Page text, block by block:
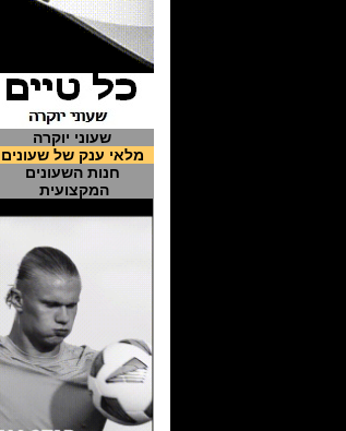
שעוני יוקרה
מלאי ענק של שעונים
חנות השעונים
המקצועית